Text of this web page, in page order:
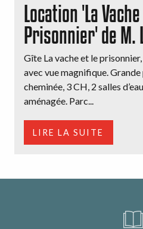
Location 'La
Prisonnier' de M.
Gîte La vache et le
avec vue magnifique.
cheminée, 3 CH, 2 salles
aménagée. Parc...
LIRE LA SUITE